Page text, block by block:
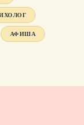
АФИША